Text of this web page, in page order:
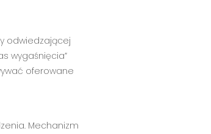
odwiedzającej
wygaśnięcia”
oferowane
Mechanizm